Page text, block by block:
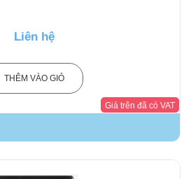
Liên hệ
THÊM VÀO GIỎ
Giá trên đã có VAT